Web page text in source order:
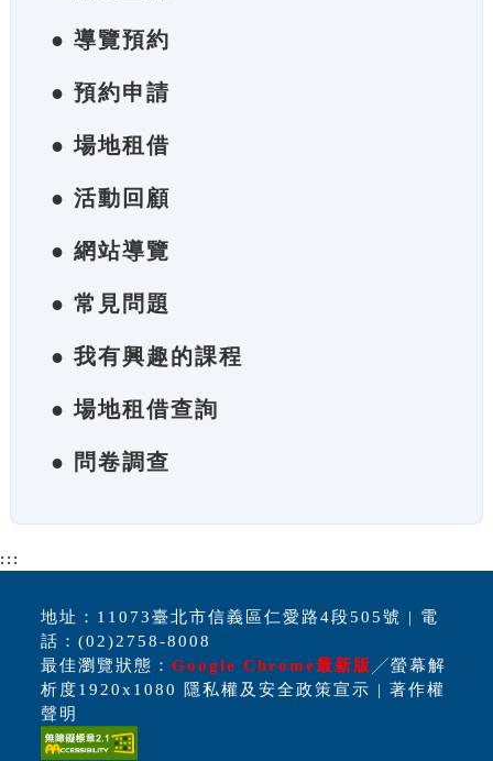
● 導覽預約
● 預約申請
● 場地租借
● 活動回顧
● 網站導覽
● 常見問題
● 我有興趣的課程
● 場地租借查詢
● 問卷調查
:::
地址：11073臺北市信義區仁愛路4段505號 | 電
話：(02)2758-8008
最佳瀏覽狀態：Google Chrome最新版 ╱螢幕解
析度1920x1080 隱私權及安全政策宣示 | 著作權
聲明